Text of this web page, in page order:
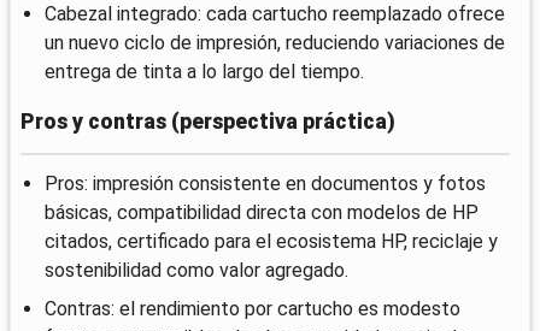
Cabezal integrado: cada cartucho reemplazado ofrece
un nuevo ciclo de impresión, reduciendo variaciones de
entrega de tinta a lo largo del tiempo.
Pros y contras (perspectiva práctica)
Pros: impresión consistente en documentos y fotos
básicas, compatibilidad directa con modelos de HP
citados, certificado para el ecosistema HP, reciclaje y
sostenibilidad como valor agregado.
Contras: el rendimiento por cartucho es modesto